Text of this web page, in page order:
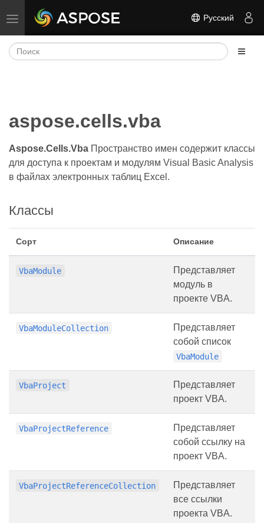
Переключить навигацию Русский
aspose.cells.vba
Aspose.Cells.Vba Пространство имен содержит классы
для доступа к проектам и модулям Visual Basic Analysis
в файлах электронных таблиц Excel.
Классы
Сорт Описание
VbaModule
Представляет
модуль в
проекте VBA.
VbaModuleCollection
Представляет
собой список
VbaModule
VbaProject
Представляет
проект VBA.
VbaProjectReference
Представляет
собой ссылку на
проект VBA.
VbaProjectReferenceCollection
Представляет
все ссылки
проекта VBA.